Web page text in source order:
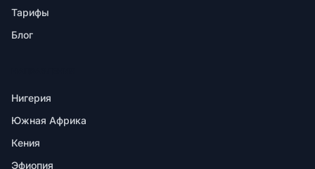
Тарифы
Блог
Нигерия
Южная Африка
Кения
Эфиопия